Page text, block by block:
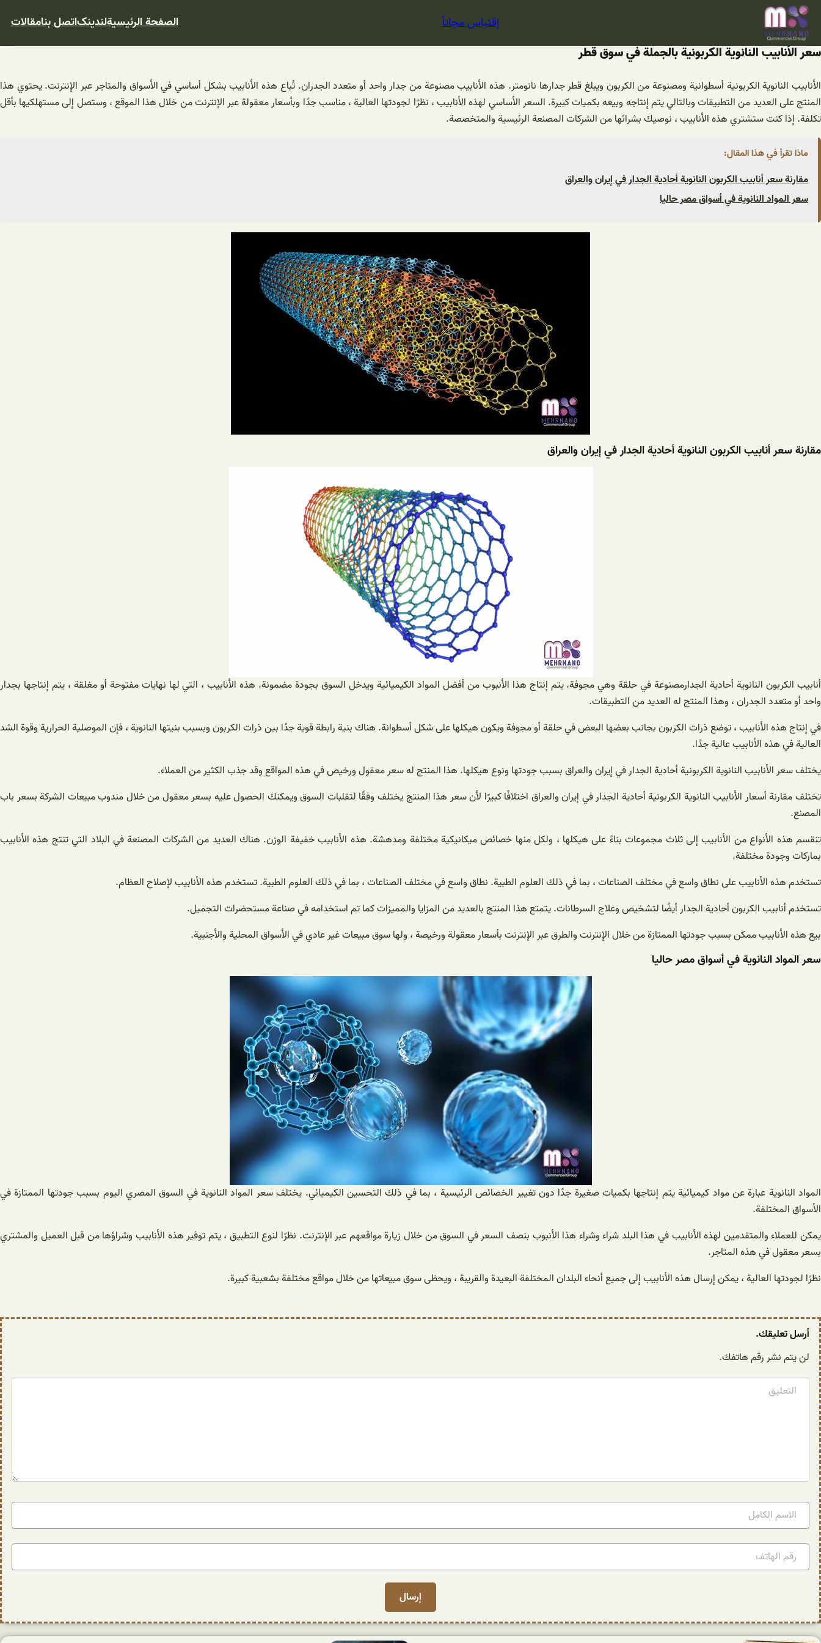
تخطى
المحتوى
إقتباس مجاناً الصفحة الرئيسيةلندینکاتصل بنامقالات
سعر الأنابيب النانوية الكربونية بالجملة في سوق قطر
الأنابيب النانوية الكربونية أسطوانية ومصنوعة من الكربون ويبلغ قطر جدارها نانومتر. هذه الأنابيب مصنوعة من جدار واحد أو متعدد الجدران. تُباع هذه الأنابيب بشكل أساسي في الأسواق والمتاجر عبر الإنترنت. يحتوي هذا
المنتج على العديد من التطبيقات وبالتالي يتم إنتاجه وبيعه بكميات كبيرة. السعر الأساسي لهذه الأنابيب ، نظرًا لجودتها العالية ، مناسب جدًا وبأسعار معقولة عبر الإنترنت من خلال هذا الموقع ، وستصل إلى مستهلكيها بأقل
تكلفة. إذا كنت ستشتري هذه الأنابيب ، نوصيك بشرائها من الشركات المصنعة الرئيسية والمتخصصة.
ماذا تقرأ في هذا المقال:
مقارنة سعر أنابيب الكربون النانوية أحادية الجدار في إيران والعراق
سعر المواد النانوية في أسواق مصر حاليا
مقارنة سعر أنابيب الكربون النانوية أحادية الجدار في إيران والعراق
أنابيب الكربون النانوية أحادية الجدارمصنوعة في حلقة وهي مجوفة. يتم إنتاج هذا الأنبوب من أفضل المواد الكيميائية ويدخل السوق بجودة مضمونة. هذه الأنابيب ، التي لها نهايات مفتوحة أو مغلقة ، يتم إنتاجها بجدار
واحد أو متعدد الجدران ، وهذا المنتج له العديد من التطبيقات.
في إنتاج هذه الأنابيب ، توضع ذرات الكربون بجانب بعضها البعض في حلقة أو مجوفة ويكون هيكلها على شكل أسطوانة. هناك بنية رابطة قوية جدًا بين ذرات الكربون وبسبب بنيتها النانوية ، فإن الموصلية الحرارية وقوة الشد
العالية في هذه الأنابيب عالية جدًا.
يختلف سعر الأنابيب النانوية الكربونية أحادية الجدار في إيران والعراق بسبب جودتها ونوع هيكلها. هذا المنتج له سعر معقول ورخيص في هذه المواقع وقد جذب الكثير من العملاء.
تختلف مقارنة أسعار الأنابيب النانوية الكربونية أحادية الجدار في إيران والعراق اختلافًا كبيرًا لأن سعر هذا المنتج يختلف وفقًا لتقلبات السوق ويمكنك الحصول عليه بسعر معقول من خلال مندوب مبيعات الشركة بسعر باب
المصنع.
تنقسم هذه الأنواع من الأنابيب إلى ثلاث مجموعات بناءً على هيكلها ، ولكل منها خصائص ميكانيكية مختلفة ومدهشة. هذه الأنابيب خفيفة الوزن. هناك العديد من الشركات المصنعة في البلاد التي تنتج هذه الأنابيب
بماركات وجودة مختلفة.
تستخدم هذه الأنابيب على نطاق واسع في مختلف الصناعات ، بما في ذلك العلوم الطبية. نطاق واسع في مختلف الصناعات ، بما في ذلك العلوم الطبية. تستخدم هذه الأنابيب لإصلاح العظام.
تستخدم أنابيب الكربون أحادية الجدار أيضًا لتشخيص وعلاج السرطانات. يتمتع هذا المنتج بالعديد من المزايا والمميزات كما تم استخدامه في صناعة مستحضرات التجميل.
بيع هذه الأنابيب ممكن بسبب جودتها الممتازة من خلال الإنترنت والطرق عبر الإنترنت بأسعار معقولة ورخيصة ، ولها سوق مبيعات غير عادي في الأسواق المحلية والأجنبية.
سعر المواد النانوية في أسواق مصر حاليا
المواد النانوية عبارة عن مواد كيميائية يتم إنتاجها بكميات صغيرة جدًا دون تغيير الخصائص الرئيسية ، بما في ذلك التحسين الكيميائي. يختلف سعر المواد النانوية في السوق المصري اليوم بسبب جودتها الممتازة في
الأسواق المختلفة.
يمكن للعملاء والمتقدمين لهذه الأنابيب في هذا البلد شراء وشراء هذا الأنبوب بنصف السعر في السوق من خلال زيارة مواقعهم عبر الإنترنت. نظرًا لنوع التطبيق ، يتم توفير هذه الأنابيب وشراؤها من قبل العميل والمشتري
بسعر معقول في هذه المتاجر.
نظرًا لجودتها العالية ، يمكن إرسال هذه الأنابيب إلى جميع أنحاء البلدان المختلفة البعيدة والقريبة ، ويحظى سوق مبيعاتها من خلال مواقع مختلفة بشعبية كبيرة.
أرسل تعليقك.
لن يتم نشر رقم هاتفك.